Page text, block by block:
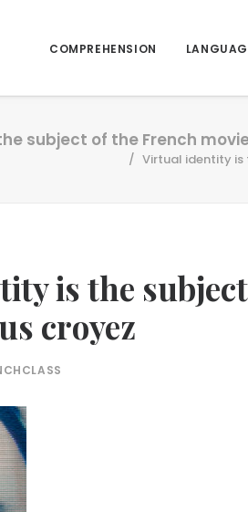
COMPREHENSION
subject of the French
Virtual identity is
is the
croyez